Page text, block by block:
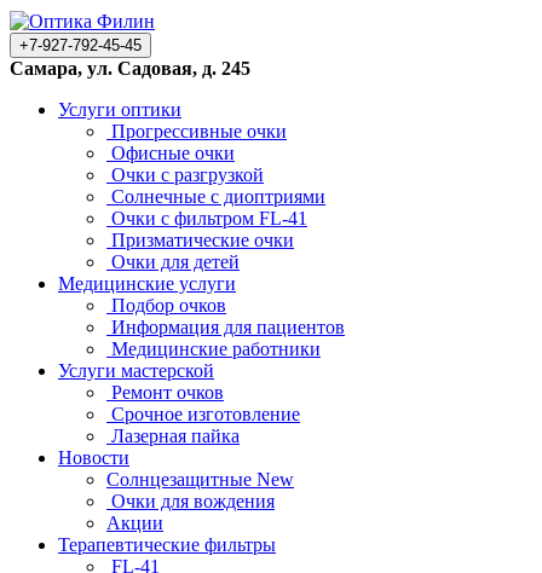
+7-927-792-45-45
Самара, ул. Садовая, д. 245
Услуги оптики
Прогрессивные очки
Офисные очки
Очки с разгрузкой
Солнечные с диоптриями
Очки с фильтром FL-41
Призматические очки
Очки для детей
Медицинские услуги
Подбор очков
Информация для пациентов
Медицинские работники
Услуги мастерской
Ремонт очков
Срочное изготовление
Лазерная пайка
Новости
Солнцезащитные New
Очки для вождения
Акции
Терапевтические фильтры
FL-41